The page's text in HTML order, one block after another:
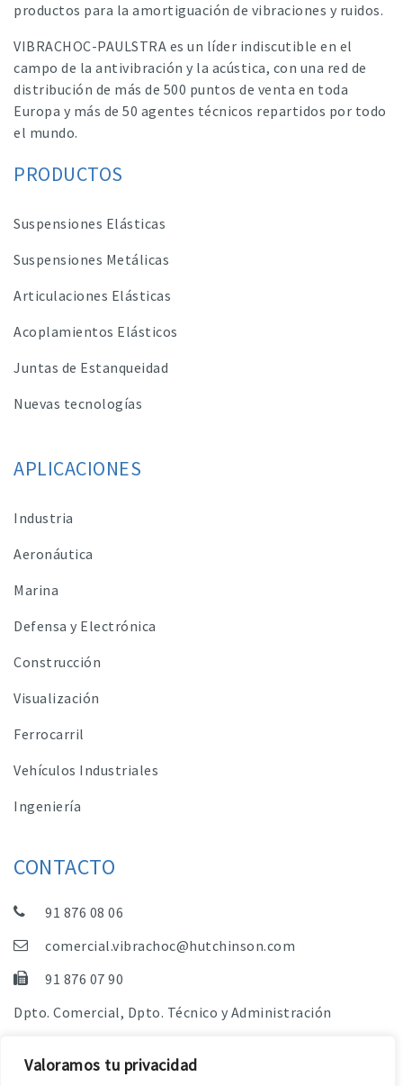
Valoramos tu privacidad
productos para la amortiguación de vibraciones y ruidos.
VIBRACHOC-PAULSTRA es un líder indiscutible en el
campo de la antivibración y la acústica, con una red de
distribución de más de 500 puntos de venta en toda
Europa y más de 50 agentes técnicos repartidos por todo
el mundo.
PRODUCTOS
Suspensiones Elásticas
Suspensiones Metálicas
Articulaciones Elásticas
Acoplamientos Elásticos
Juntas de Estanqueidad
Nuevas tecnologías
APLICACIONES
Industria
Aeronáutica
Marina
Defensa y Electrónica
Construcción
Visualización
Ferrocarril
Vehículos Industriales
Ingeniería
CONTACTO
91 876 08 06
comercial.vibrachoc@hutchinson.com
91 876 07 90
Dpto. Comercial, Dpto. Técnico y Administración
Guijar – 28500 Arganda del Rey (Madrid)